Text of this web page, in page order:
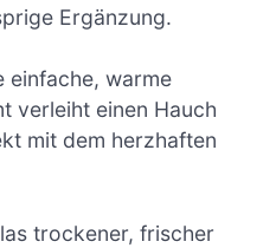
Ergänzung.
einfache, warme
verleiht einen Hauch
mit dem herzhaften
trockener, frischer